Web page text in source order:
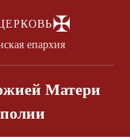
✠
епархия
Матери